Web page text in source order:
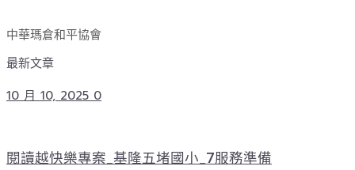
中華瑪倉和平協會
最新文章
10 月 10, 2025 0
閱讀越快樂專案_基隆五堵國小_7服務準備